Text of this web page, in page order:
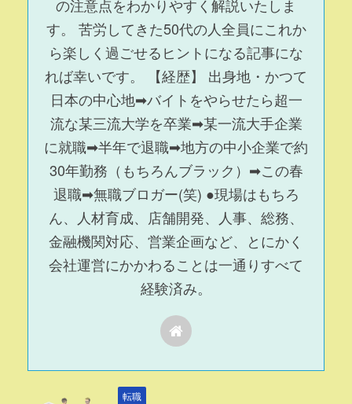
の注意点をわかりやすく解説いたしま
す。 苦労してきた50代の人全員にこれか
ら楽しく過ごせるヒントになる記事にな
れば幸いです。 【経歴】 出身地・かつて
日本の中心地➡バイトをやらせたら超一
流な某三流大学を卒業➡某一流大手企業
に就職➡半年で退職➡地方の中小企業で約
30年勤務（もちろんブラック）➡この春
退職➡無職ブロガー(笑) ●現場はもちろ
ん、人材育成、店舗開発、人事、総務、
金融機関対応、営業企画など、とにかく
会社運営にかかわることは一通りすべて
経験済み。
転職